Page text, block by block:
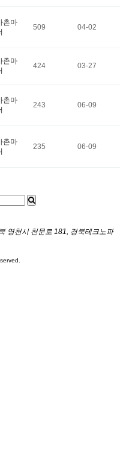
촌마
509 04-02
촌마
424 03-27
촌마
243 06-09
촌마
235 06-09
영천시 천문로 181, 경북테크노파